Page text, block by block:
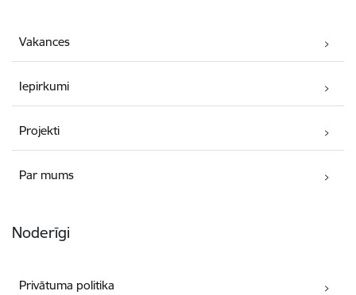
Vakances
Iepirkumi
Projekti
Par mums
Noderīgi
Privātuma politika